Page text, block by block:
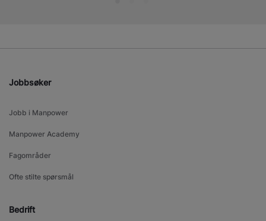
Jobbsøker
Jobb i Manpower
Manpower Academy
Fagområder
Ofte stilte spørsmål
Bedrift